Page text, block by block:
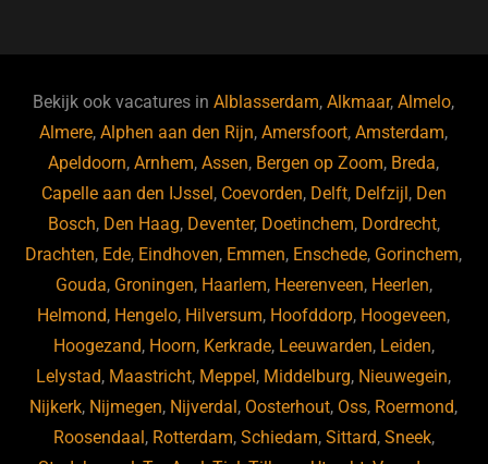
b
o
o
k
d
s
a
m
ky dI
n
Bekijk ook vacatures inAlblasserdam,Alkmaar,Almelo,
Almere,Alphen aan den Rijn,Amersfoort,Amsterdam,
Apeldoorn,Arnhem,Assen, Bergen op Zoom, Breda,
Capelle aan den IJssel , Coevorden, Delft, Delfzijl , Den
Bosch, Den Haag, Deventer, Doetinchem, Dordrecht,
Drachten, Ede, Eindhoven, Emmen, Enschede, Gorinchem,
Gouda, Groningen, Haarlem, Heerenveen, Heerlen,
Helmond, Hengelo, Hilversum, Hoofddorp, Hoogeveen,
Hoogezand, Hoorn, Kerkrade, Leeuwarden, Leiden,
Lelystad, Maastricht, Meppel , Middelburg, Nieuwegein,
Nijkerk, Nijmegen, Nijverdal , Oosterhout, Oss, Roermond,
Roosendaal , Rotterdam, Schiedam, Sittard, Sneek,